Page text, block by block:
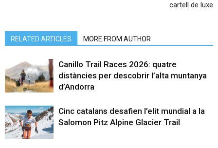
cartell de luxe
RELATED ARTICLES MORE FROM AUTHOR
Canillo Trail Races 2026: quatre
distàncies per descobrir l’alta muntanya
d’Andorra
Cinc catalans desafien l’elit mundial a la
Salomon Pitz Alpine Glacier Trail